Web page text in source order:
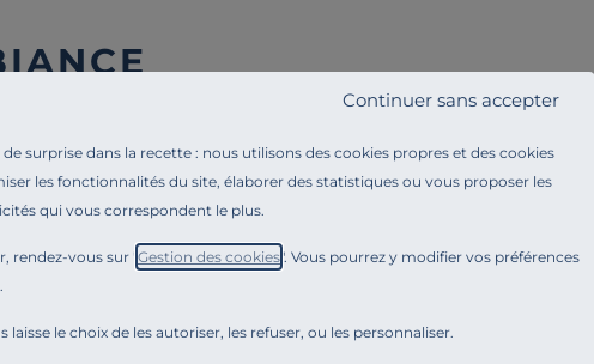
de surprise dans la recette : nous utilisons des cookies propres et des cookies
les fonctionnalités du site, élaborer des statistiques ou vous proposer les
qui vous correspondent le plus.
rendez-vous sur "Gestion des cookies". Vous pourrez y modifier vos préférences
laisse le choix de les autoriser, les refuser, ou les personnaliser.
Continuer sans accepter